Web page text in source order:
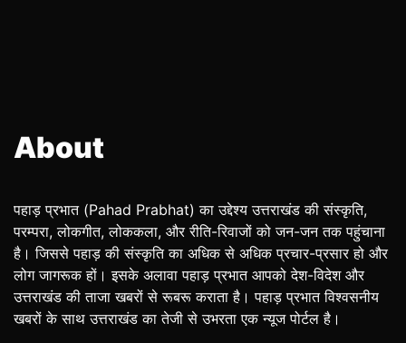
About
पहाड़ प्रभात (Pahad Prabhat) का उद्देश्य उत्तराखंड की संस्कृति,
परम्परा, लोकगीत, लोककला, और रीति-रिवाजों को जन-जन तक पहुंचाना
है। जिससे पहाड़ की संस्कृति का अधिक से अधिक प्रचार-प्रसार हो और
लोग जागरूक हों। इसके अलावा पहाड़ प्रभात आपको देश-विदेश और
उत्तराखंड की ताजा खबरों से रूबरू कराता है। पहाड़ प्रभात विश्वसनीय
खबरों के साथ उत्तराखंड का तेजी से उभरता एक न्यूज पोर्टल है।